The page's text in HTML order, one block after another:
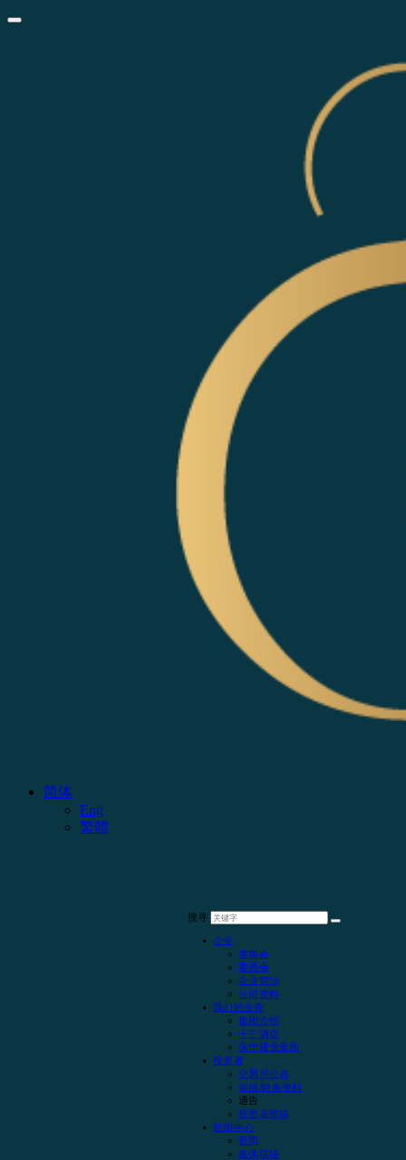
简体
Eng
繁體
搜寻
企业
董事会
委员会
企业管治
公司资料
我们的业务
集团介绍
十三酒店
保华建业集团
投资者
交易所公布
年报/财务资料
通告
投资者联络
新闻中心
新闻
媒体联络